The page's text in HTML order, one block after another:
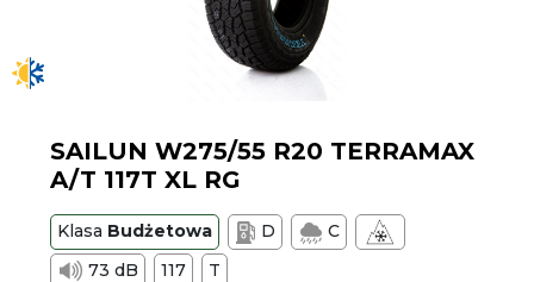
SAILUN W275/55 R20 TERRAMAX
A/T 117T XL RG
Klasa Budżetowa D
C
73 dB
117 T